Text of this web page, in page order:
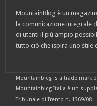
MountainBlog è un
la comunicazione integrale
di utenti il più ampio
tutto ciò che ispira uno stile
Mountainblog is a trade mark
Mountainblog Italia è un
Tribunale di Trento n. 1369/08